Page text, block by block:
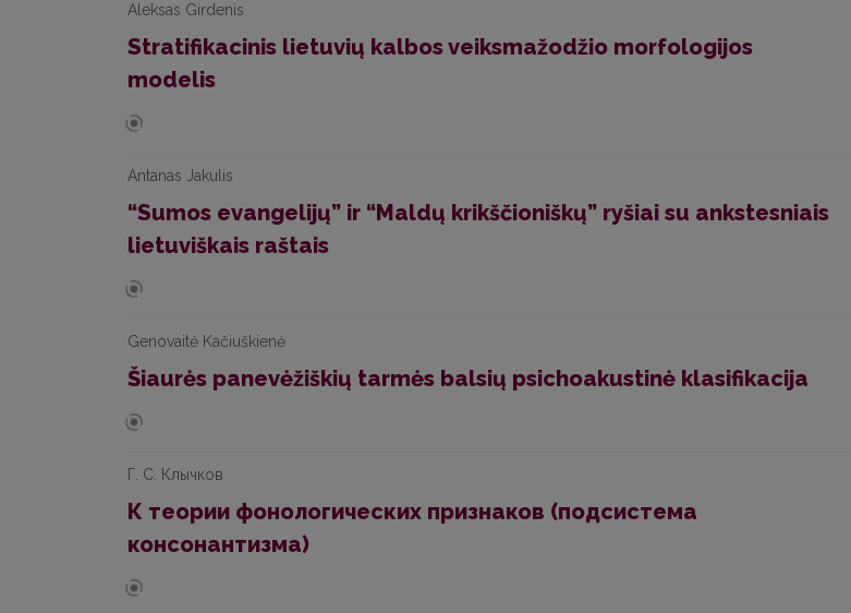
Aleksas Girdenis
Stratifikacinis lietuvių kalbos veiksmažodžio morfologijos
modelis
Antanas Jakulis
“Sumos evangelijų” ir “Maldų krikščioniškų” ryšiai su ankstesniais
lietuviškais raštais
Genovaitė Kačiuškienė
Šiaurės panevėžiškių tarmės balsių psichoakustinė klasifikacija
Г. С. Клычков
К теории фонологических признаков (подсистема
консонантизма)